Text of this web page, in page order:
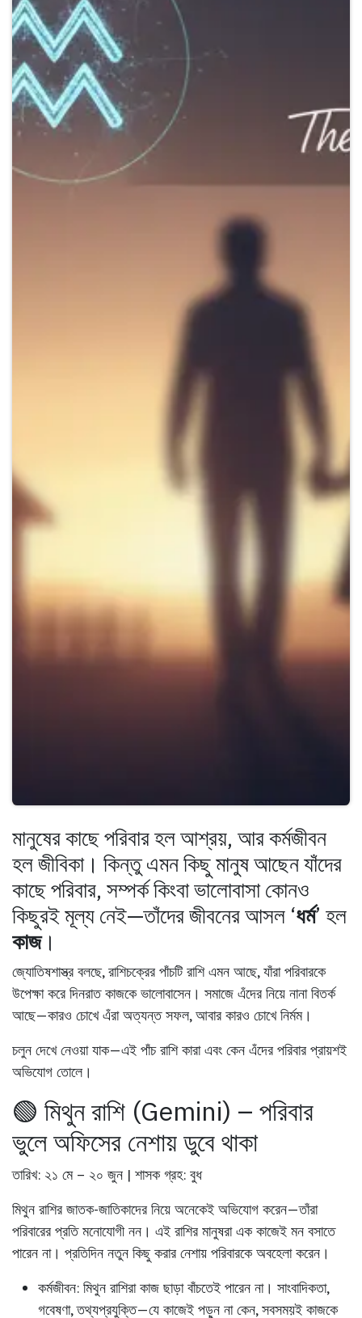
মানুষের কাছে পরিবার হল আশ্রয়, আর কর্মজীবন
হল জীবিকা। কিন্তু এমন কিছু মানুষ আছেন যাঁদের
কাছে পরিবার, সম্পর্ক কিংবা ভালোবাসা কোনও
কিছুরই মূল্য নেই—তাঁদের জীবনের আসল ‘ধর্ম’ হল
কাজ।
জ্যোতিষশাস্ত্র বলছে, রাশিচক্রের পাঁচটি রাশি এমন আছে, যাঁরাপরিবারকে
উপেক্ষা করে দিনরাত কাজকে ভালোবাসেন । সমাজে এঁদের নিয়ে নানা বিতর্ক
আছে—কারও চোখে এঁরা অত্যন্ত সফল, আবার কারও চোখে নির্মম।
চলুন দেখে নেওয়া যাক—এই পাঁচ রাশি কারা এবং কেন এঁদের পরিবার প্রায়শই
অভিযোগ তোলে।
🟢 মিথুন রাশি (Gemini) – পরিবার
ভুলে অফিসের নেশায় ডুবে থাকা
তারিখ: ২১ মে – ২০ জুন | শাসক গ্রহ: বুধ
মিথুন রাশির জাতক-জাতিকাদের নিয়ে অনেকেই অভিযোগ করেন—তাঁরা
পরিবারের প্রতি মনোযোগী নন। এই রাশির মানুষরা এক কাজেই মন বসাতে
পারেন না। প্রতিদিন নতুন কিছু করার নেশায় পরিবারকে অবহেলা করেন।
কর্মজীবন: মিথুন রাশিরা কাজ ছাড়া বাঁচতেই পারেন না। সাংবাদিকতা,
গবেষণা, তথ্যপ্রযুক্তি—যে কাজেই পড়ুন না কেন, সবসময়ই কাজকে